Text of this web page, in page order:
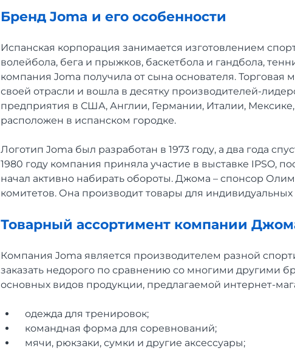
Бренд Joma и его особенности
Испанская корпорация занимается изготовлением
волейбола, бега и прыжков, баскетбола и гандбола,
компания Joma получила от сына основателя. Торговая
своей отрасли и вошла в десятку производителей-
предприятия в США, Англии, Германии, Италии,
расположен в испанском городке.
Логотип Joma был разработан в 1973 году, а два года
1980 году компания приняла участие в выставке IPSO,
начал активно набирать обороты. Джома – спонсор
комитетов. Она производит товары для
Товарный ассортимент компании
Компания Joma является производителем разной
заказать недорого по сравнению со многими другими
основных видов продукции, предлагаемой интернет-
одежда для тренировок;
командная форма для соревнований;
мячи, рюкзаки, сумки и другие аксессуары;